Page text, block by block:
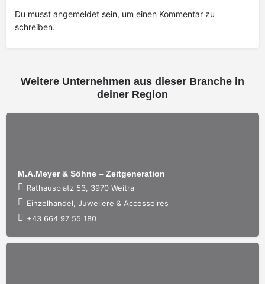
Du musst angemeldet sein, um einen Kommentar zu
schreiben.
Weitere Unternehmen aus dieser Branche in
deiner Region
M.A.Meyer & Söhne – Zeitgeneration
Rathausplatz 53, 3970 Weitra
Einzelhandel, Juweliere & Accessoires
+43 664 97 55 180